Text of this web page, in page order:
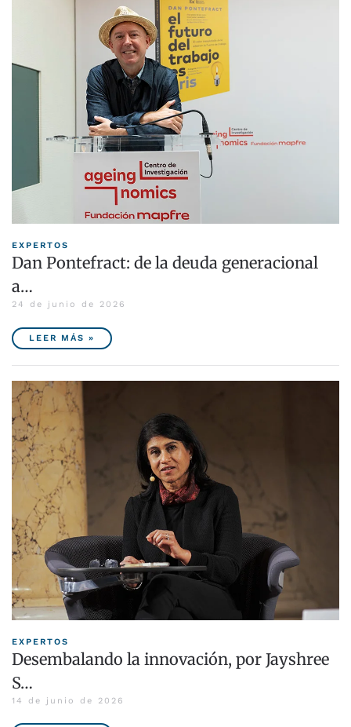
EXPERTOS
Dan Pontefract: de la deuda generacional
a…
24 de junio de 2026
LEER MÁS »
EXPERTOS
Desembalando la innovación, por Jayshree
S…
14 de junio de 2026